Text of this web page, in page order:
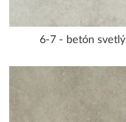
6-7 - betón svetlý